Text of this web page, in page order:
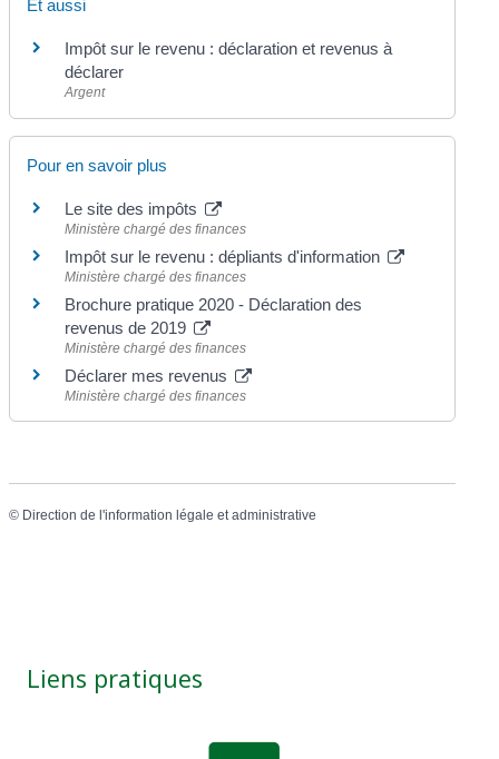
Et aussi
Impôt sur le revenu : déclaration et revenus à
déclarer
Argent
Pour en savoir plus
Le site des impôts
Ministère chargé des finances
Impôt sur le revenu : dépliants d'information
Ministère chargé des finances
Brochure pratique 2020 - Déclaration des
revenus de 2019
Ministère chargé des finances
Déclarer mes revenus
Ministère chargé des finances
© Direction de l'information légale et administrative
Liens pratiques